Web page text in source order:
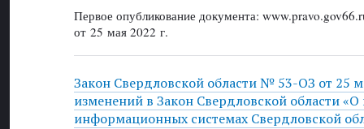
Первое опубликование документа:
от 25 мая 2022 г.
Закон Свердловской области № 53-ОЗ от 25
изменений в Закон Свердловской области «О
информационных системах Свердловской